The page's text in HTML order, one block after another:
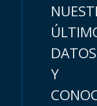
DATOS
Y